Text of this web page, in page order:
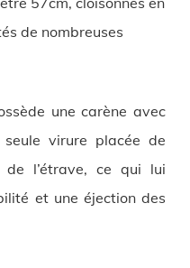
de nombreuses
une carène avec
virure placée de
l’étrave, ce qui lui
et une éjection des